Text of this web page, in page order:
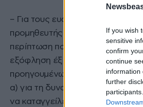
If you wish
sensitive
confirm
continue
information
further
– Για τους ευάλωτους
προμηθευτής δικαιούται να
περίπτωση που ο συγκεκριμένος
εξόφληση έξι διαδοχικών
προηγουμένως έχει αποστείλει
α) για τη δυνατότητα
να καταγγείλει τη σύμβαση,